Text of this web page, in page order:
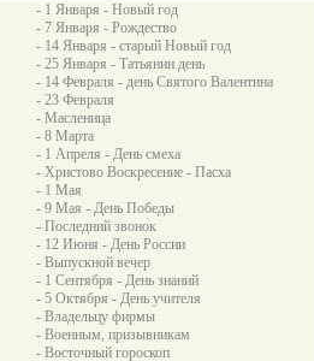
- 1 Января - Новый год
- 7 Января - Рождество
- 14 Января - старый Новый год
- 25 Января - Татьянин день
- 14 Февраля - день Святого Валентина
- 23 Февраля
- Масленица
- 8 Марта
- 1 Апреля - День смеха
- Христово Воскресение - Пасха
- 1 Мая
- 9 Мая - День Победы
- Последний звонок
- 12 Июня - День России
- Выпускной вечер
- 1 Сентября - День знаний
- 5 Октября - День учителя
- Владельцу фирмы
- Военным, призывникам
- Восточный гороскоп